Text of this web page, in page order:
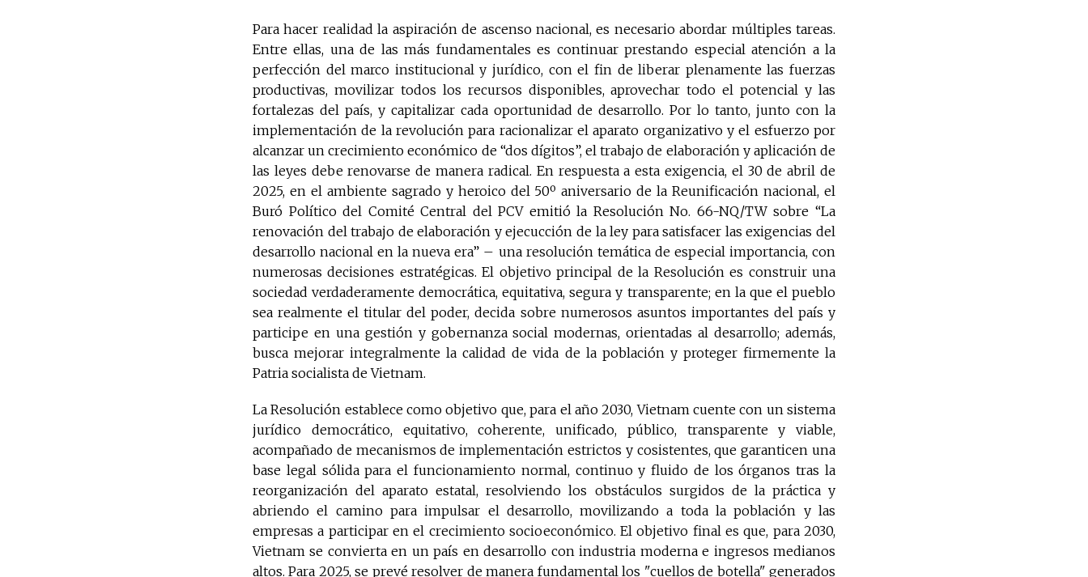
Para hacer realidad la aspiración de ascenso nacional, es necesario abordar múltiples tareas.
Entre ellas, una de las más fundamentales es continuar prestando especial atención a la
perfección del marco institucional y jurídico, con el fin de liberar plenamente las fuerzas
productivas, movilizar todos los recursos disponibles, aprovechar todo el potencial y las
fortalezas del país, y capitalizar cada oportunidad de desarrollo. Por lo tanto, junto con la
implementación de la revolución para racionalizar el aparato organizativo y el esfuerzo por
alcanzar un crecimiento económico de “dos dígitos”, el trabajo de elaboración y aplicación de
las leyes debe renovarse de manera radical. En respuesta a esta exigencia, el 30 de abril de
2025, en el ambiente sagrado y heroico del 50º aniversario de la Reunificación nacional, el
Buró Político del Comité Central del PCV emitió la Resolución No. 66-NQ/TW sobre “La
renovación del trabajo de elaboración y ejecucción de la ley para satisfacer las exigencias del
desarrollo nacional en la nueva era” – una resolución temática de especial importancia, con
numerosas decisiones estratégicas. El objetivo principal de la Resolución es construir una
sociedad verdaderamente democrática, equitativa, segura y transparente; en la que el pueblo
sea realmente el titular del poder, decida sobre numerosos asuntos importantes del país y
participe en una gestión y gobernanza social modernas, orientadas al desarrollo; además,
busca mejorar integralmente la calidad de vida de la población y proteger firmemente la
Patria socialista de Vietnam.
La Resolución establece como objetivo que, para el año 2030, Vietnam cuente con un sistema
jurídico democrático, equitativo, coherente, unificado, público, transparente y viable,
acompañado de mecanismos de implementación estrictos y cosistentes, que garanticen una
base legal sólida para el funcionamiento normal, continuo y fluido de los órganos tras la
reorganización del aparato estatal, resolviendo los obstáculos surgidos de la práctica y
abriendo el camino para impulsar el desarrollo, movilizando a toda la población y las
empresas a participar en el crecimiento socioeconómico. El objetivo final es que, para 2030,
Vietnam se convierta en un país en desarrollo con industria moderna e ingresos medianos
altos. Para 2025, se prevé resolver de manera fundamental los "cuellos de botella" generados